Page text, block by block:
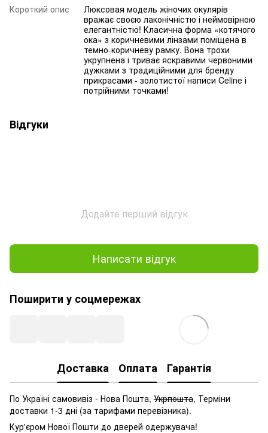
Короткий опис
Люксовая модель жіночих окулярів
вражає своєю лаконічністю і неймовірною
елегантністю! Класична форма «котячого
ока» з коричневими лінзами поміщена в
темно-коричневу рамку. Вона трохи
укрупнена і триває яскравими червоними
дужками з традиційними для бренду
прикрасами - золотистої написи Celine і
потрійними точками!
Відгуки
Додайте перший відгук
Написати відгук
Поширити у соцмережах
Доставка Оплата Гарантія
По Україні самовивіз - Нова Пошта, Укрпошта, Терміни
доставки 1-3 дні (за тарифами перевізника).
Кур'єром Нової Пошти до дверей одержувача!